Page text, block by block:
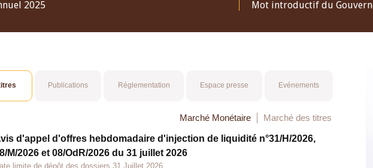
2025 Mot introductif du
Publications Réglementation Espace presse Evénements
Marché Monétaire Marché des titres
d'appel d'offres hebdomadaire d'injection de liquidité n°31/H/2026,
M/2026 et 08/OdR/2026 du 31 juillet 2026
limite de dépôt des dossiers 31 Juillet 2026